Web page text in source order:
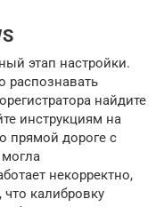
этап настройки.
распознавать
найдите
инструкциям на
прямой дороге с
некорректно,
калибровку